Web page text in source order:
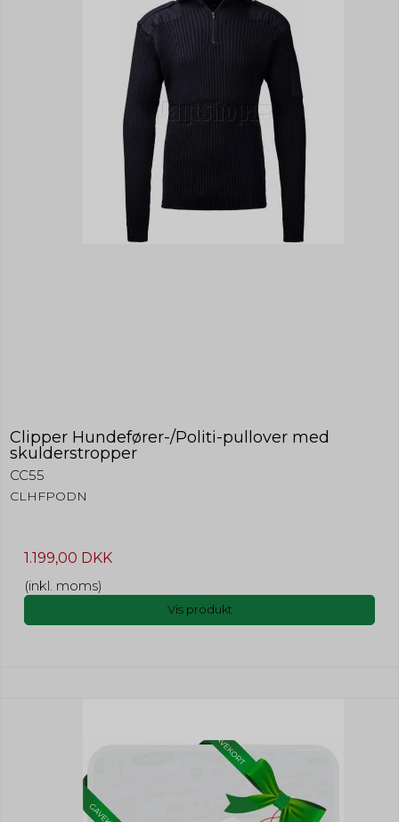
Clipper Hundefører-/Politi-pullover med
skulderstropper
CC55
CLHFPODN
1.199,00 DKK
(inkl. moms)
Vis produkt